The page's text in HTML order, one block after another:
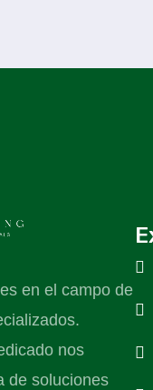
en el campo de
nos
de soluciones